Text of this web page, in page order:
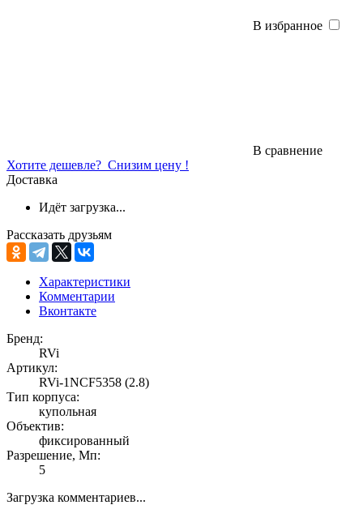
В избранное
В сравнение
Хотите дешевле? Снизим цену !
Доставка
Идёт загрузка...
Рассказать друзьям
Характеристики
Комментарии
Вконтакте
Бренд:
RVi
Артикул:
RVi-1NCF5358 (2.8)
Тип корпуса:
купольная
Объектив:
фиксированный
Разрешение, Мп:
5
Загрузка комментариев...